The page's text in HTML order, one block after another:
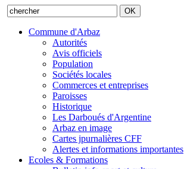
Commune d'Arbaz
Autorités
Avis officiels
Population
Sociétés locales
Commerces et entreprises
Paroisses
Historique
Les Darboués d'Argentine
Arbaz en image
Cartes jpurnalières CFF
Alertes et informations importantes
Ecoles & Formations